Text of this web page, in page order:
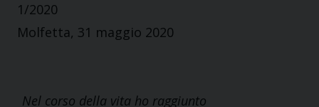
1/2020
Molfetta, 31 maggio 2020
Nel corso della vita ho raggiunto